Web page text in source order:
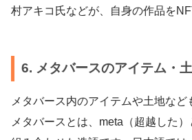
村アキコ氏などが、自身の作品を
6. メタバースのアイテム・
メタバース内のアイテムや土地など
メタバースとは、meta（超越した